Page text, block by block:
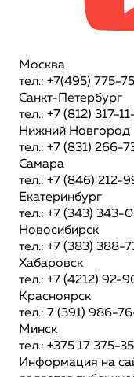
Москва
тел.: +7(495) 775-
Санкт-Петербург
тел.: +7 (812) 317-
Нижний Новгород
тел.: +7 (831) 266-
Самара
тел.: +7 (846) 212-
Екатеринбург
тел.: +7 (343) 343-
Новосибирск
тел.: +7 (383) 388-
Хабаровск
тел.: +7 (4212) 92-
Красноярск
тел.: 7 (391) 986-
Минск
тел.: +375 17 375-
Информация на